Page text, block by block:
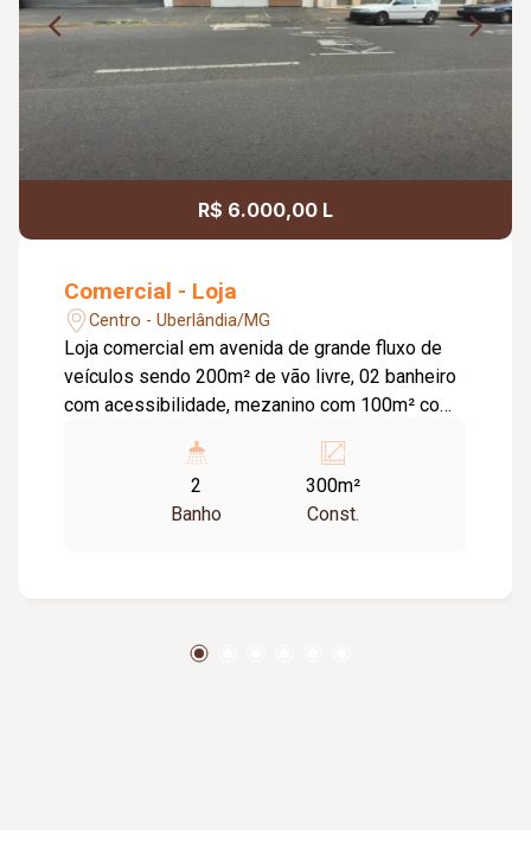
R$ 6.000,00 L
Comercial - Loja
Centro - Uberlândia/MG
Loja comercial em avenida de grande fluxo de
veículos sendo 200m² de vão livre, 02 banheiro
com acessibilidade, mezanino com 100m² com
2
Banho
300m²
Const.